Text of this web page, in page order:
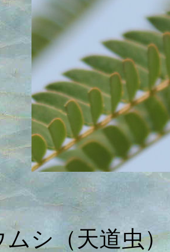
ムシ（天道虫